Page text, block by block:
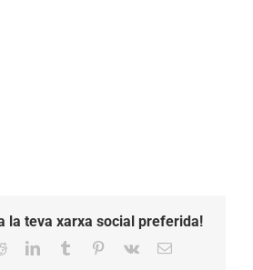
la teva xarxa social preferida!
RedditLinkedInTumblr Pinterest
Vk Email: